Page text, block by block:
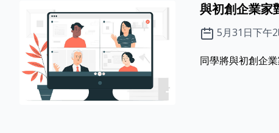
與初創企業家
5月31日下午
同學將與初創企